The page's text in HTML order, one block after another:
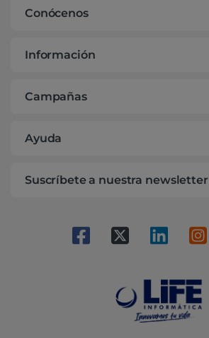
Conócenos
Información
Campañas
Ayuda
Suscríbete a nuestra newsletter